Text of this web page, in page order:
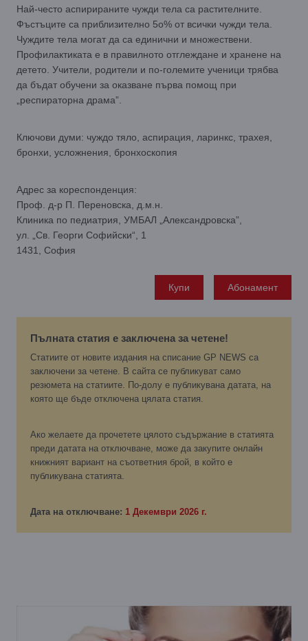
Най-често аспирираните чужди тела са растителните.
Фъстъците са приблизително 5о% от всички чужди тела.
Чуждите тела могат да са единични и множествени.
Профилактиката е в правилното отглеждане и хранене на
детето. Учители, родители и по-големите ученици трябва
да бъдат обучени за оказване първа помощ при
„респираторна драма”.
Ключови думи: чуждо тяло, аспирация, ларинкс, трахея,
бронхи, усложнения, бронхоскопия
Адрес за кореспонденция:
Проф. д-р П. Переновска, д.м.н.
Клиника по педиатрия, УМБАЛ „Александровска”,
ул. „Св. Георги Софийски“, 1
1431, София
Купи Абонамент
Пълната статия е заключена за четене!
Статиите от новите издания на списание GP NEWS са
заключени за четене. В сайта се публикуват само
резюмета на статиите. По-долу е публикувана датата, на
която ще бъде отключена цялата статия.
Ако желаете да прочетете цялото съдържание в статията
преди датата на отключване, може да закупите онлайн
книжният вариант на съответния брой, в който е
публикувана статията.
Дата на отключване: 1 Декември 2026 г.